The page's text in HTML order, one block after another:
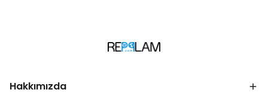
Hakkımızda